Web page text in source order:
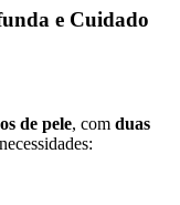
e Cuidado
de pele, com duas